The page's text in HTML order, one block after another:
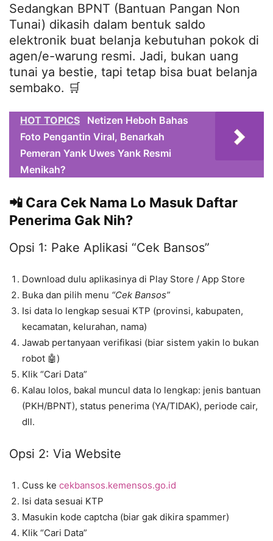
Sedangkan BPNT (Bantuan Pangan Non
Tunai) dikasih dalam bentuk saldo
elektronik buat belanja kebutuhan pokok di
agen/e-warung resmi. Jadi, bukan uang
tunai ya bestie, tapi tetap bisa buat belanja
sembako. 🛒
HOT TOPICS
Netizen Heboh Bahas
Foto Pengantin Viral, Benarkah
Pemeran Yank Uwes Yank Resmi
Menikah?
📲 Cara Cek Nama Lo Masuk Daftar
Penerima Gak Nih?
Opsi 1: Pake Aplikasi “Cek Bansos”
Download dulu aplikasinya di Play Store / App Store
Buka dan pilih menu “Cek Bansos”
Isi data lo lengkap sesuai KTP (provinsi, kabupaten,
kecamatan, kelurahan, nama)
Jawab pertanyaan verifikasi (biar sistem yakin lo bukan
robot 🤖)
Klik “Cari Data”
Kalau lolos, bakal muncul data lo lengkap: jenis bantuan
(PKH/BPNT), status penerima (YA/TIDAK), periode cair,
dll.
Opsi 2: Via Website
Cuss ke cekbansos.kemensos.go.id
Isi data sesuai KTP
Masukin kode captcha (biar gak dikira spammer)
Klik “Cari Data”